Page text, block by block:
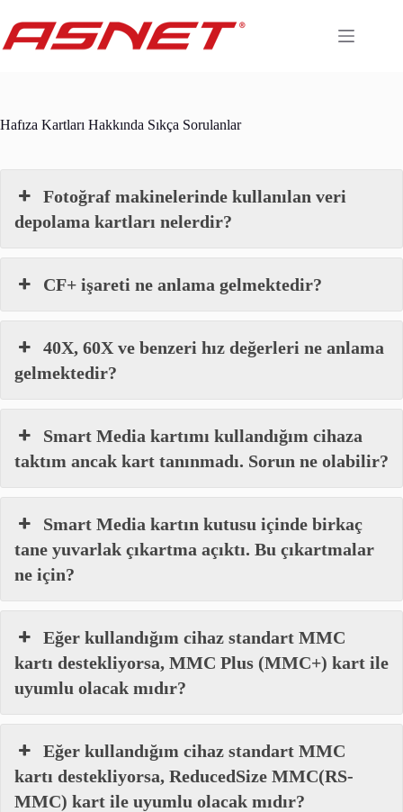
content
Hafıza Kartları Hakkında Sıkça Sorulanlar
Fotoğraf makinelerinde kullanılan veri
depolama kartları nelerdir?
CF+ işareti ne anlama gelmektedir?
40X, 60X ve benzeri hız değerleri ne anlama
gelmektedir?
Smart Media kartımı kullandığım cihaza
taktım ancak kart tanınmadı. Sorun ne olabilir?
Smart Media kartın kutusu içinde birkaç
tane yuvarlak çıkartma açıktı. Bu çıkartmalar
ne için?
Eğer kullandığım cihaz standart MMC
kartı destekliyorsa, MMC Plus (MMC+) kart ile
uyumlu olacak mıdır?
Eğer kullandığım cihaz standart MMC
kartı destekliyorsa, ReducedSize MMC(RS-
MMC) kart ile uyumlu olacak mıdır?